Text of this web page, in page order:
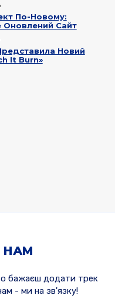
По-Новому:
Оновлений Сайт
Новий
It Burn»
НАМ
бажаєш додати трек
- ми на зв'язку!